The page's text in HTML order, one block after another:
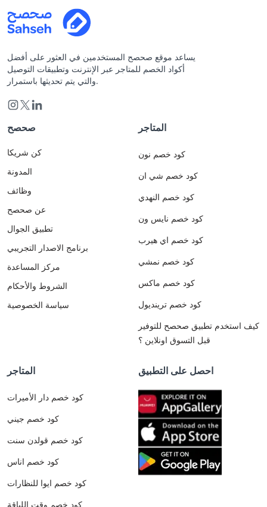
يساعد موقع صحصح المستخدمين في العثور على أفضل
أكواد الخصم للمتاجر عبر الإنترنت وتطبيقات التوصيل
والتي يتم تحديثها باستمرار.
صحصح
كن شريكا
المدونة
وظائف
عن صحصح
تطبيق الجوال
برنامج الاصدار التجريبي
مركز المساعدة
الشروط والأحكام
سياسة الخصوصية
المتاجر
كود خصم نون
كود خصم شي ان
كود خصم النهدي
كود خصم نايس ون
كود خصم اي هيرب
كود خصم نمشي
كود خصم ماكس
كود خصم ترينديول
كيف استخدم تطبيق صحصح للتوفير
قبل التسوق اونلاين ؟
المتاجر
كود خصم دار الأميرات
كود خصم جيني
كود خصم قولدن سنت
كود خصم اناس
كود خصم ايوا للنظارات
كود خصم وقت اللياقة
احصل على التطبيق